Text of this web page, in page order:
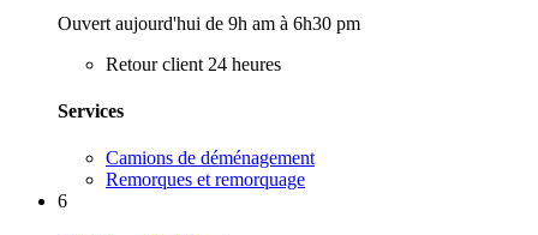
Ouvert aujourd'hui de 9h am à 6h30 pm
Retour client 24 heures
Services
Camions de déménagement
Remorques et remorquage
6